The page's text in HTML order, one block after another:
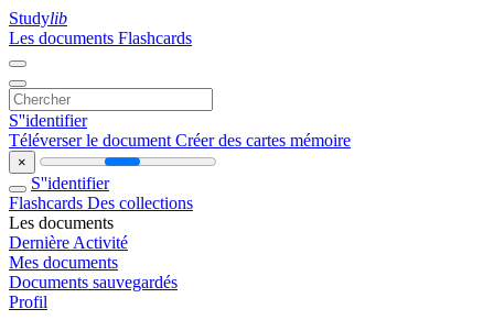
Studylib
Les documents Flashcards
S''identifier
Téléverser le document Créer des cartes mémoire
×
S''identifier
Flashcards Des collections
Les documents
Dernière Activité
Mes documents
Documents sauvegardés
Profil